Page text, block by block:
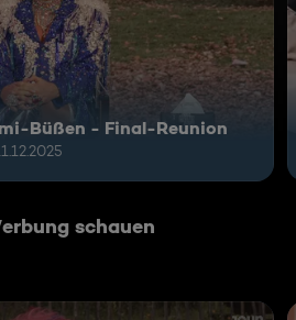
Büßen - Final-Reunion
schauen